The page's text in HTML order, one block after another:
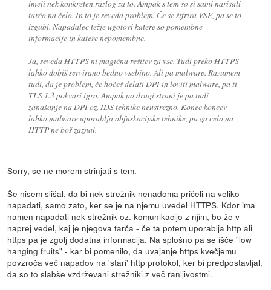
imeli nek konkreten razlog za to. Ampak s tem so si sami narisali
tarčo na čelo. In to je seveda problem. Če se šifrira VSE, pa se to
izgubi. Napadalec težje ugotovi katere so pomembne
informacije in katere nepomembne.
Ja, seveda HTTPS ni magična rešitev za vse. Tudi preko HTTPS
lahko dobiš servirano bedno vsebino. Ali pa malware. Razumem
tudi, da je problem, če hočeš delati DPI in loviti malware, pa ti
TLS 1.3 pokvari igro. Ampak po drugi strani je pa tudi
zanašanje na DPI oz. IDS tehnike neustrezno. Konec koncev
lahko malware uporablja obfuskacijske tehnike, pa ga celo na
HTTP ne boš zaznal.
Sorry, se ne morem strinjati s tem.
Še nisem slišal, da bi nek strežnik nenadoma pričeli na veliko
napadati, samo zato, ker se je na njemu uvedel HTTPS. Kdor ima
namen napadati nek strežnik oz. komunikacijo z njim, bo že v
naprej vedel, kaj je njegova tarča - če ta potem uporablja http ali
https pa je zgolj dodatna informacija. Na splošno pa se išče "low
hanging fruits" - kar bi pomenilo, da uvajanje https kvečjemu
povzroča več napadov na 'stari' http protokol, ker bi predpostavljal,
da so to slabše vzdrževani strežniki z več ranljivostmi.